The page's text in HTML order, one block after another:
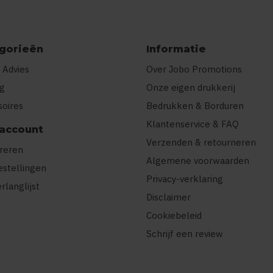
Informatie
Over Jobo Promotions
Onze eigen drukkerij
Bedrukken & Borduren
Klantenservice & FAQ
Verzenden & retourneren
Algemene voorwaarden
Privacy-verklaring
Disclaimer
Cookiebeleid
Schrijf een review